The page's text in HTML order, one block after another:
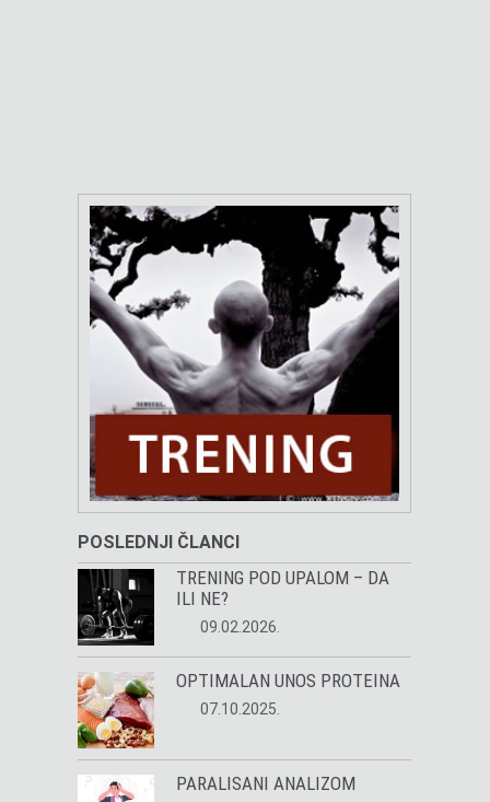
POSLEDNJI ČLANCI
TRENING POD UPALOM – DA
ILI NE?
09.02.2026.
OPTIMALAN UNOS PROTEINA
07.10.2025.
PARALISANI ANALIZOM